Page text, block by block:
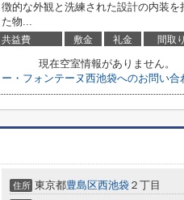
徴的な外観と洗練された設計の内装
た物...
益費 敷金 礼金 間取り
現在空室情報がありません。
・フォンテーヌ西池袋へのお問い合
住所 東京都豊島区西池袋 ２丁目